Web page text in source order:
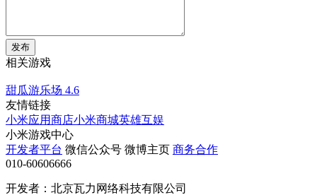
发布
相关游戏
甜瓜游乐场 4.6
友情链接
小米应用商店小米商城英雄互娱
小米游戏中心
开发者平台 微信公众号 微博主页 商务合作
010-60606666
开发者：北京瓦力网络科技有限公司